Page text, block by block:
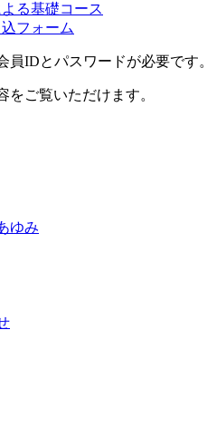
る基礎コース
フォーム
員IDとパスワードが必要です。
をご覧いただけます。
ゆみ